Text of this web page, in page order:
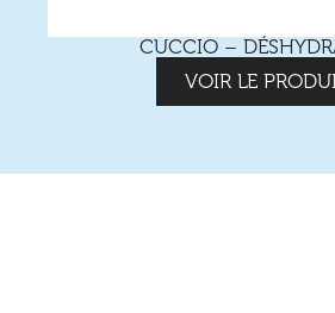
CUCCIO –
VOIR LE